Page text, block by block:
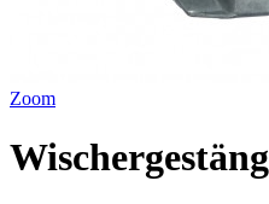
Zoom